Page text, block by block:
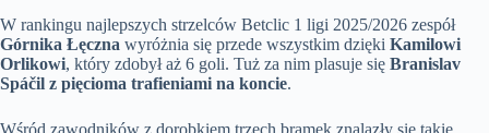
W rankingu najlepszych strzelców Betclic 1 ligi 2025/2026 zespół
Górnika Łęczna wyróżnia się przede wszystkim dzięki Kamilowi
Orlikowi, który zdobył aż 6 goli. Tuż za nim plasuje się Branislav
Spáčil z pięcioma trafieniami na koncie.
Wśród zawodników z dorobkiem trzech bramek znalazły się takie